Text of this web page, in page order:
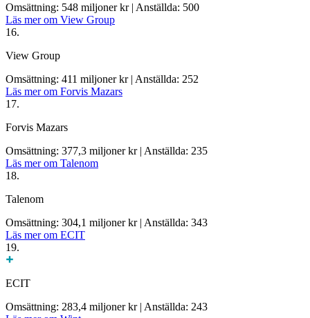
Omsättning: 548 miljoner kr | Anställda: 500
Läs mer om View Group
16.
View Group
Omsättning: 411 miljoner kr | Anställda: 252
Läs mer om Forvis Mazars
17.
Forvis Mazars
Omsättning: 377,3 miljoner kr | Anställda: 235
Läs mer om Talenom
18.
Talenom
Omsättning: 304,1 miljoner kr | Anställda: 343
Läs mer om ECIT
19.
ECIT
Omsättning: 283,4 miljoner kr | Anställda: 243